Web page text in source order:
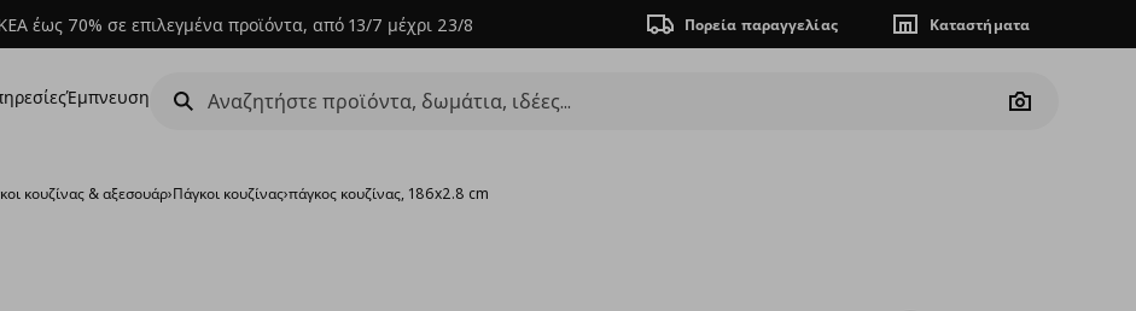
έως 70% σε επιλεγμένα προϊόντα, από 13/7 μέχρι 23/8 Πορεία παραγγελίας Καταστήματα
Έμπνευση
Camera
κουζίνας & αξεσουάρ›Πάγκοι κουζίνας›πάγκος κουζίνας, 186x2.8 cm